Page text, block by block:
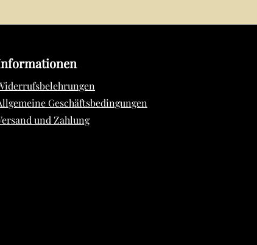
Geschäftsbedingungen
und Zahlung